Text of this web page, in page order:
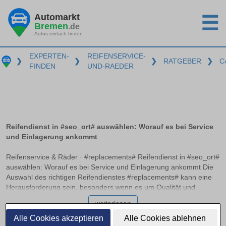
Alle Cookies akzeptieren Alle Cookies ablehnen
Automarkt
Bremen.de
Autos einfach finden ☰
❯
EXPERTEN-
FINDEN
❯
REIFENSERVICE-
UND-RAEDER
❯ RATGEBER ❯
Reifendienst in #seo_ort# auswählen: Worauf es bei Service
und Einlagerung ankommt
Reifenservice & Räder · #replacements# Reifendienst in #seo_ort#
auswählen: Worauf es bei Service und Einlagerung ankommt Die
Auswahl des richtigen Reifendienstes #replacements# kann eine
Herausforderung sein, besonders wenn es um Qualität und
Zuverlässigkeit geht. Ein professioneller Service sollte nicht nur
beim Auswuchten und Montieren der Reifen Expertise bieten,
sondern auch optimale Bedingungen zur Einlagerung bereitstellen.
weiterlesen